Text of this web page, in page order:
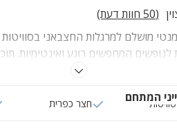
(
50 חוות דעת)
מושלם למרגלות החצבאני בסוויטות
לנופשים המחפשים רוגע ואינטימיות.
מבילוי בג'קוזי, פיקניק על גדות הנחל
המתחם חצר כפרית